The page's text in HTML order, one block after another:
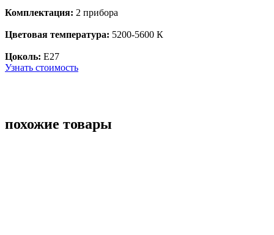
Комплектация: 2 прибора
Цветовая температура: 5200-5600 К
Цоколь: Е27
Узнать стоимость
похожие товары